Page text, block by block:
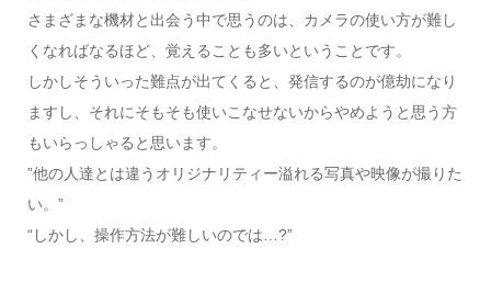
さまざまな機材と出会う中で思うのは、カメラの使い方が難し
くなればなるほど、覚えることも多いということです。
しかしそういった難点が出てくると、発信するのが億劫になり
ますし、それにそもそも使いこなせないからやめようと思う方
もいらっしゃると思います。
”他の人達とは違うオリジナリティー溢れる写真や映像が撮りた
い。”
“しかし、操作方法が難しいのでは…?”